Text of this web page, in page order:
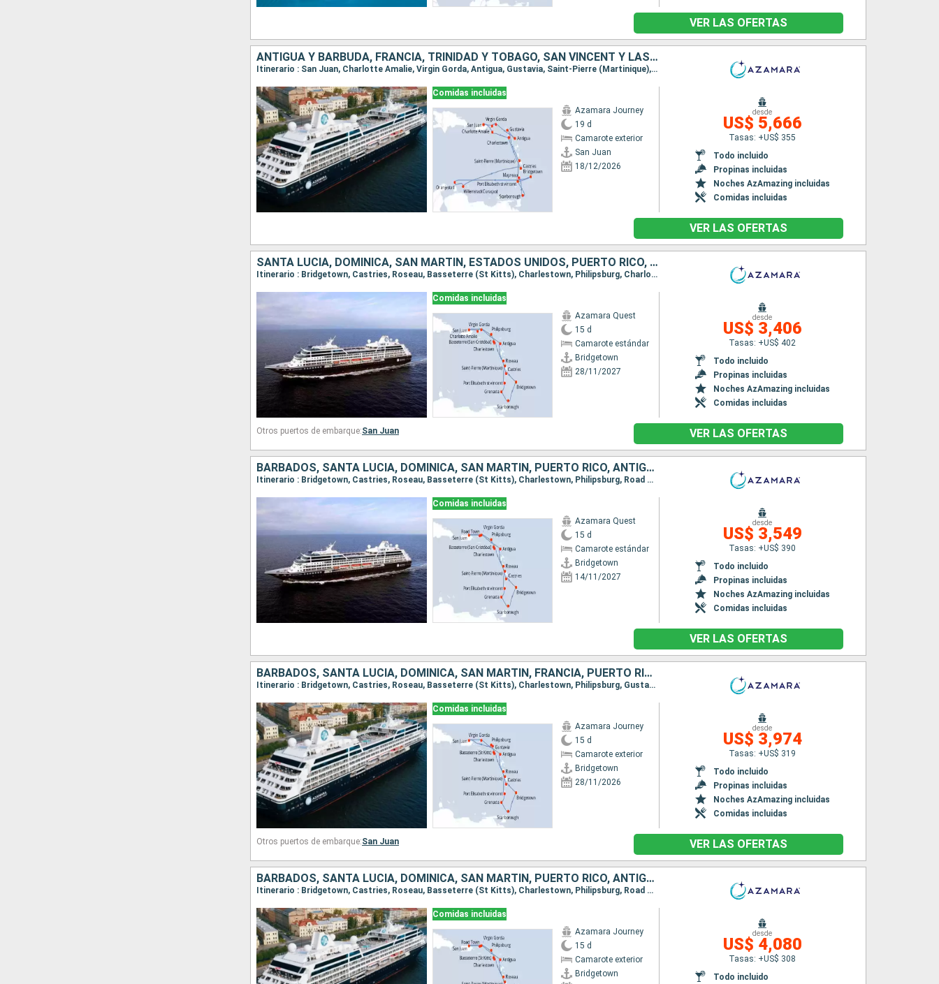
VER LAS OFERTAS
ANTIGUA Y BARBUDA, FRANCIA, TRINIDAD Y TOBAGO, SAN VINCENT Y LAS GRANADINAS, BARBADOS, ARUBA, SANTA LUCIA, ESTADOS UNIDOS, PUERTO RICO
Itinerario : San Juan, Charlotte Amalie, Virgin Gorda, Antigua, Gustavia, Saint-Pierre (Martinique), Port Elisabeth st vincent, Scarborough, Mayreau, Bridgetown, Oranjestad (Aruba), Willemstad(Curaçao), Castries, Charlestown, FREDERIKSTED VI, San Juan
Comidas incluidas
Azamara Journey
19 d
Camarote exterior
San Juan
18/12/2026
desde
US$ 5,666
Tasas: +US$ 355
Todo incluido
Propinas incluidas
Noches AzAmazing incluidas
Comidas incluidas
VER LAS OFERTAS
SANTA LUCIA, DOMINICA, SAN MARTÍN, ESTADOS UNIDOS, PUERTO RICO, ANTIGUA Y BARBUDA, SAN VINCENT Y LAS GRANADINAS, GRENADA, TRINIDAD Y TOBAGO, BARBADOS
Itinerario : Bridgetown, Castries, Roseau, Basseterre (St Kitts), Charlestown, Philipsburg, Charlotte Amalie, San Juan, Virgin Gorda, Antigua, Saint-Pierre (Martinique), Port Elisabeth st vincent, Grenada, Scarborough, Bridgetown
Comidas incluidas
Azamara Quest
15 d
Camarote estándar
Bridgetown
28/11/2027
desde
US$ 3,406
Tasas: +US$ 402
Todo incluido
Propinas incluidas
Noches AzAmazing incluidas
Comidas incluidas
Otros puertos de embarque:San Juan VER LAS OFERTAS
BARBADOS, SANTA LUCIA, DOMINICA, SAN MARTÍN, PUERTO RICO, ANTIGUA Y BARBUDA, SAN VINCENT Y LAS GRANADINAS, GRENADA, TRINIDAD Y TOBAGO
Itinerario : Bridgetown, Castries, Roseau, Basseterre (St Kitts), Charlestown, Philipsburg, Road Town, San Juan, Virgin Gorda, Antigua, Saint-Pierre (Martinique), Port Elisabeth st vincent, Grenada, Scarborough, Bridgetown
Comidas incluidas
Azamara Quest
15 d
Camarote estándar
Bridgetown
14/11/2027
desde
US$ 3,549
Tasas: +US$ 390
Todo incluido
Propinas incluidas
Noches AzAmazing incluidas
Comidas incluidas
VER LAS OFERTAS
BARBADOS, SANTA LUCIA, DOMINICA, SAN MARTÍN, FRANCIA, PUERTO RICO, ANTIGUA Y BARBUDA, SAN VINCENT Y LAS GRANADINAS, GRENADA, TRINIDAD Y TOBAGO
Itinerario : Bridgetown, Castries, Roseau, Basseterre (St Kitts), Charlestown, Philipsburg, Gustavia, San Juan, Virgin Gorda, Antigua, Saint-Pierre (Martinique), Port Elisabeth st vincent, Grenada, Scarborough, Bridgetown
Comidas incluidas
Azamara Journey
15 d
Camarote exterior
Bridgetown
28/11/2026
desde
US$ 3,974
Tasas: +US$ 319
Todo incluido
Propinas incluidas
Noches AzAmazing incluidas
Comidas incluidas
Otros puertos de embarque:San Juan VER LAS OFERTAS
BARBADOS, SANTA LUCIA, DOMINICA, SAN MARTÍN, PUERTO RICO, ANTIGUA Y BARBUDA, SAN VINCENT Y LAS GRANADINAS, GRENADA, TRINIDAD Y TOBAGO
Itinerario : Bridgetown, Castries, Roseau, Basseterre (St Kitts), Charlestown, Philipsburg, Road Town, San Juan, Virgin Gorda, Antigua, Saint-Pierre (Martinique), Port Elisabeth st vincent, Grenada, Scarborough, Bridgetown
Comidas incluidas
Azamara Journey
15 d
Camarote exterior
Bridgetown
desde
US$ 4,080
Tasas: +US$ 308
Todo incluido